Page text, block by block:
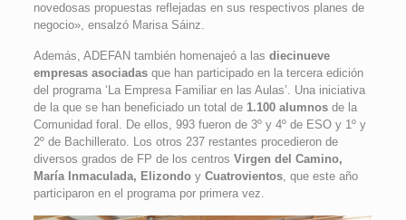
novedosas propuestas reflejadas en sus respectivos planes de
negocio», ensalzó Marisa Sáinz.
Además, ADEFAN también homenajeó a las diecinueve
empresas asociadasque han participado en la tercera edición
del programa ‘La Empresa Familiar en las Aulas’. Una iniciativa
de la que se han beneficiado un total de 1.100 alumnosde la
Comunidad foral. De ellos, 993 fueron de 3º y 4º de ESO y 1º y
2º de Bachillerato. Los otros 237 restantes procedieron de
diversos grados de FP de los centros Virgen del Camino,
María Inmaculada, Elizondoy Cuatrovientos, que este año
participaron en el programa por primera vez.